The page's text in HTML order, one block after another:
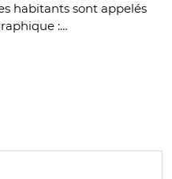
habitants sont appelés
:…